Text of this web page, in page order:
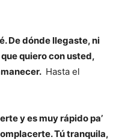
De dónde llegaste, ni
quiero con usted,
Hasta el
y es muy rápido pa’
Tú tranquila,